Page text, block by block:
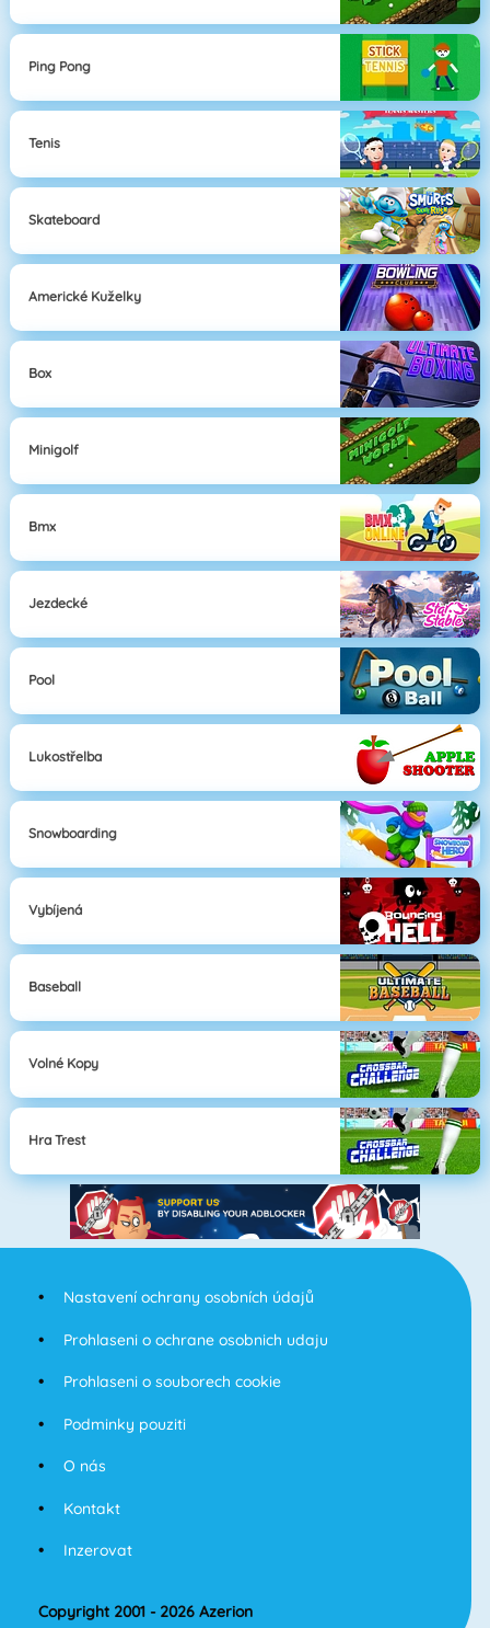
Ping Pong
Tenis
Skateboard
Americké Kuželky
Box
Minigolf
Bmx
Jezdecké
Pool
Lukostřelba
Snowboarding
Vybíjená
Baseball
Volné Kopy
Hra Trest
Nastavení ochrany osobních údajů
Prohlaseni o ochrane osobnich udaju
Prohlaseni o souborech cookie
Podminky pouziti
O nás
Kontakt
Inzerovat
Copyright 2001 - 2026 Azerion